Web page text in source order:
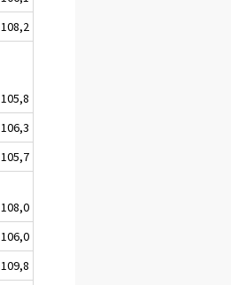
108,2
105,8
106,3
105,7
108,0
106,0
109,8